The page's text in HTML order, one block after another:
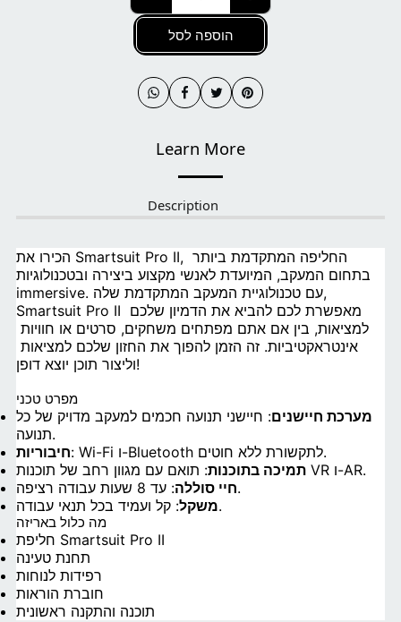
הוספה לסל
Learn More
Description
הכירו את Smartsuit Pro II, החליפה המתקדמת ביותר
בתחום המעקב, המיועדת לאנשי מקצוע ביצירה ובטכנולוגיות
immersive. עם טכנולוגיית המעקב המתקדמת שלה,
Smartsuit Pro II מאפשרת לכם להביא את הדמיון שלכם
וליצור תוכן יוצא דופן!
מפרט טכני
מערכת חיישנים: חיישני תנועה חכמים למעקב מדויק של כל
תנועה.
חיבוריות
: Wi-Fi ו-Bluetooth לתקשורת ללא חוטים.
תמיכה בתוכנות
: תואם עם מגוון רחב של תוכנות VR ו-AR.
חיי סוללה: עד 8 שעות עבודה רציפה.
משקל: קל ועמיד בכל תנאי עבודה.
מה כלול באריזה
חליפת Smartsuit Pro II
תחנת טעינה
רפידות לנוחות
חוברת הוראות
תוכנה והתקנה ראשונית